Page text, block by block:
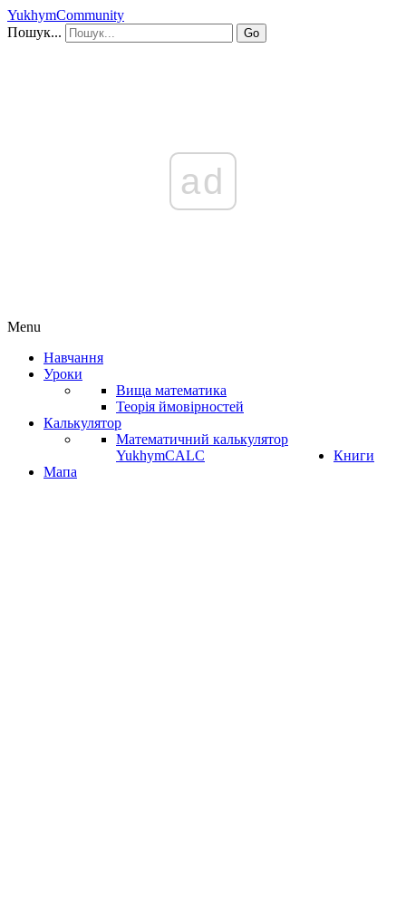
YukhymCommunity
Пошук...
Go
ad
Menu
Навчання
Уроки
Вища математика
Теорія ймовірностей
Калькулятор
Математичний калькулятор
YukhymCALC
Книги
Мапа